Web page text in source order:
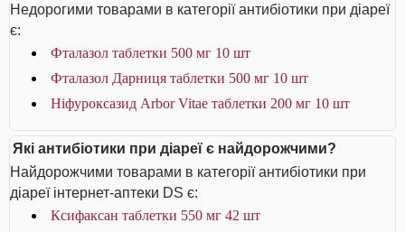
Недорогими товарами в категорії антибіотики при діареї
є:
Фталазол таблетки 500 мг 10 шт
Фталазол Дарниця таблетки 500 мг 10 шт
Ніфуроксазид Arbor Vitae таблетки 200 мг 10 шт
Які антибіотики при діареї є найдорожчими?
Найдорожчими товарами в категорії антибіотики при
діареї інтернет-аптеки DS є:
Ксифаксан таблетки 550 мг 42 шт